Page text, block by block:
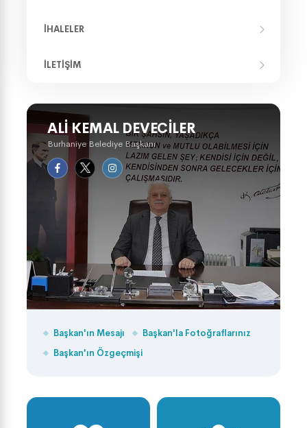
İHALELER
İLETIŞIM
ALI KEMAL DEVECILER
Burhaniye Belediye Başkanı
Başkan'ın Mesajı
Başkan'la Fotoğraflarınız
Başkan'ın Özgeçmişi